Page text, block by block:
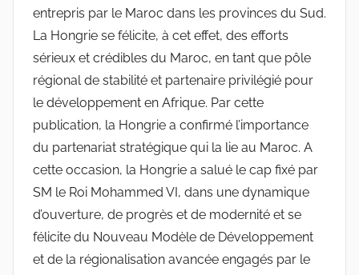
entrepris par le Maroc dans les provinces du Sud.
La Hongrie se félicite, à cet effet, des efforts
sérieux et crédibles du Maroc, en tant que pôle
régional de stabilité et partenaire privilégié pour
le développement en Afrique. Par cette
publication, la Hongrie a confirmé l’importance
du partenariat stratégique qui la lie au Maroc. A
cette occasion, la Hongrie a salué le cap fixé par
SM le Roi Mohammed VI, dans une dynamique
d’ouverture, de progrès et de modernité et se
félicite du Nouveau Modèle de Développement
et de la régionalisation avancée engagés par le